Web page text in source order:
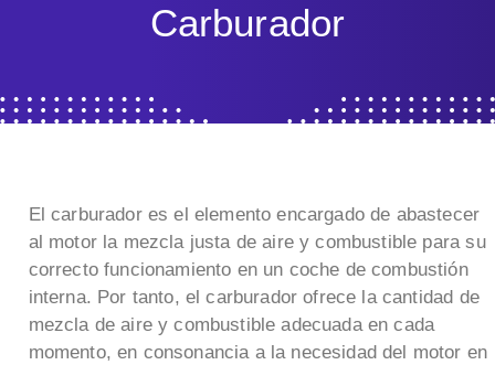
Carburador
El carburador es el elemento encargado de abastecer
al motor la mezcla justa de aire y combustible para su
correcto funcionamiento en un coche de combustión
interna. Por tanto, el carburador ofrece la cantidad de
mezcla de aire y combustible adecuada en cada
momento, en consonancia a la necesidad del motor en